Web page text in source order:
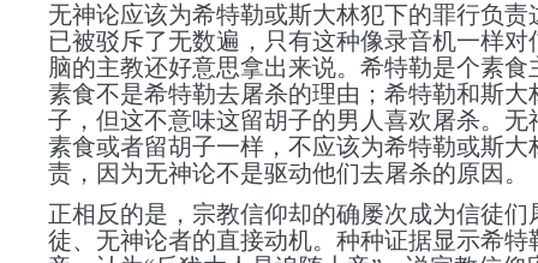
无神论应该为希特勒或斯大林犯下的罪行负责
已被驳斥了无数遍，只有这种像录音机一样对
脑的主教还好意思拿出来说。希特勒是个素食
素食不是希特勒去屠杀的理由；希特勒和斯大
子，但这不意味这留胡子的男人喜欢屠杀。无
素食或者留胡子一样，不应该为希特勒或斯大
责，因为无神论不是驱动他们去屠杀的原因。
正相反的是，宗教信仰却的确屡次成为信徒们
徒、无神论者的直接动机。种种证据显示希特